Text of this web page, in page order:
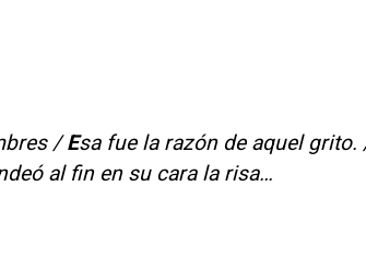
/Esa fue la razón de aquel
al fin en su cara la risa…